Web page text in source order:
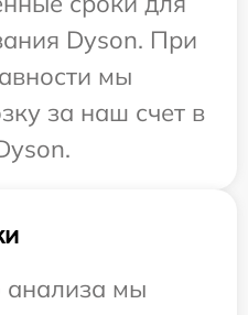
Dyson. При
мы
за наш счет в
анализа мы